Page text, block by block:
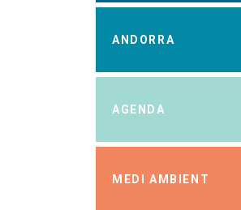
ANDORRA
AGENDA
MEDI AMBIENT